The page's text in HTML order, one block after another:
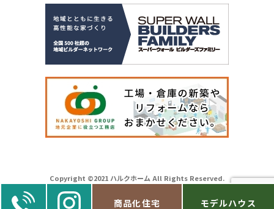
商品化住宅 モデルハウス
Copyright ©2021 ハルクホーム All Rights Reserved.